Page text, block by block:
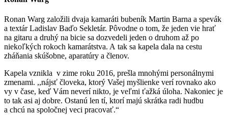
Ronan Warg založili dvaja kamaráti bubeník Martin Barna a spevák
a textár Ladislav Baďo Sekletár. Pôvodne o tom, že jeden vie hrať
na gitaru a druhý na bicie sa dozvedeli jeden o druhom až po
niekoľkých rokoch kamarátstva. A tak sa kapela dala na cestu
zháňania skúšobne, aparatúry a členov.
Kapela vznikla v zime roku 2016, prešla mnohými personálnymi
zmenami. ,,nájsť človeka, ktorý Vašej myšlienke verí rovnako ako
vy v čase, keď Vám neverí nikto, je veľmi ťažká úloha. Nakoniec je
to tak asi aj dobre. Ostanú len tí, ktorí majú skrátka radi hudbu
a chcú na spoločnej veci pracovať.“